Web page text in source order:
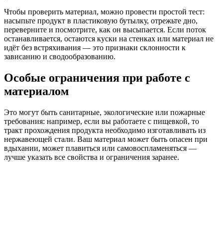
Чтобы проверить материал, можно провести простой тест:
насыпьте продукт в пластиковую бутылку, отрежьте дно,
переверните и посмотрите, как он высыпается. Если поток
останавливается, остаются куски на стенках или материал не
идёт без встряхивания — это признаки склонности к
зависанию и сводообразованию.
Особые ограничения при работе с
материалом
Это могут быть санитарные, экологические или пожарные
требования: например, если вы работаете с пищевкой, то
тракт прохождения продукта необходимо изготавливать из
нержавеющей стали. Ваш материал может быть опасен при
вдыхании, может плавиться или самовоспламеняться —
лучше указать все свойства и ограничения заранее.